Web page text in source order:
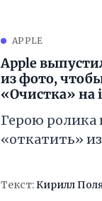
APPLE
Apple
из фото,
«Очистка» на
Герою ролика
«откатить»
Текст: Кирилл